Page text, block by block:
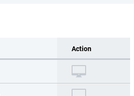
Action